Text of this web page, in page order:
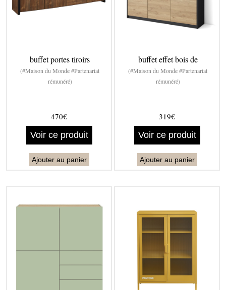
buffet portes tiroirs
(#Maison du Monde #Partenariat
rémunéré)
470€
Voir ce produit
Ajouter au panier
buffet effet bois de
(#Maison du Monde #Partenariat
rémunéré)
319€
Voir ce produit
Ajouter au panier